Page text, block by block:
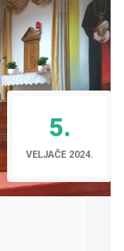
5.
VELJAČE 2024.